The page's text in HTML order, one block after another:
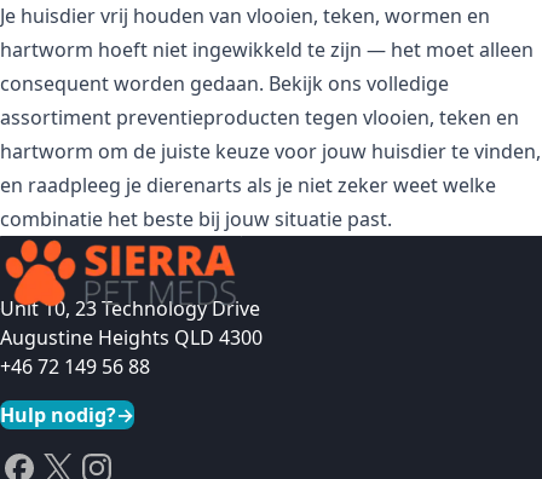
Je huisdier vrij houden van vlooien, teken, wormen en
hartworm hoeft niet ingewikkeld te zijn — het moet alleen
consequent worden gedaan. Bekijk ons volledige
assortiment preventieproducten tegen vlooien, teken en
hartworm om de juiste keuze voor jouw huisdier te vinden,
en raadpleeg je dierenarts als je niet zeker weet welke
combinatie het beste bij jouw situatie past.
Unit 10, 23 Technology Drive
Augustine Heights QLD 4300
+46 72 149 56 88
Hulp nodig?→